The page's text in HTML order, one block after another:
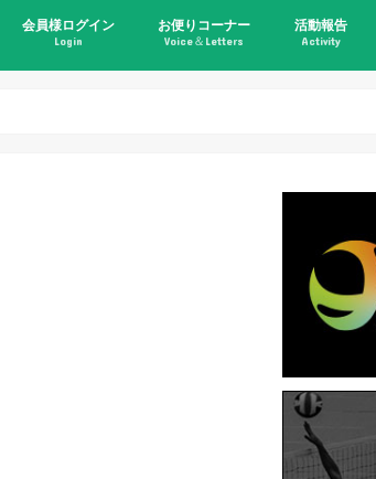
会員様ログイン
Login
お便りコーナー
Voice＆Letters
活動報告
Activity